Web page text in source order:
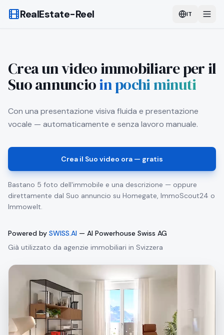
RealEstate-Reel IT
Crea un video immobiliare per il
Suo annuncioin pochi minuti
Con una presentazione visiva fluida e presentazione
vocale — automaticamente e senza lavoro manuale.
Crea il Suo video ora — gratis
Bastano 5 foto dell'immobile e una descrizione — oppure
direttamente dal Suo annuncio su Homegate, ImmoScout24 o
Immowelt.
Powered by SWISS.AI — AI Powerhouse Swiss AG
Già utilizzato da agenzie immobiliari in Svizzera